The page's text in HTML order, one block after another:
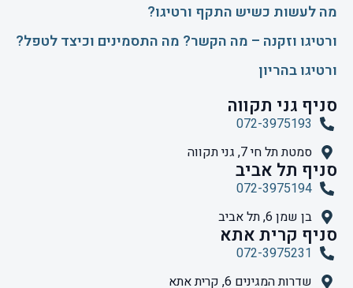
​מה לעשות כשיש התקף ורטיגו?
ורטיגו וזקנה – מה הקשר? מה התסמינים וכיצד לטפל?
ורטיגו בהריון
סניף גני תקווה
072-3975193
סמטת תל חי 7, גני תקווה
סניף תל אביב
072-3975194
בן שמן 6, תל אביב
סניף קרית אתא
072-3975231
שדרות המגינים 6, קרית אתא